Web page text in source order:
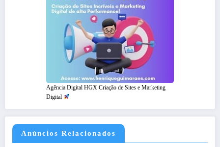
Agência Digital HGX Criação de Sites e Marketing
Digital
Anúncios Relacionados